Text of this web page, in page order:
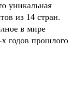
уникальная
из 14 стран.
в мире
годов прошлого